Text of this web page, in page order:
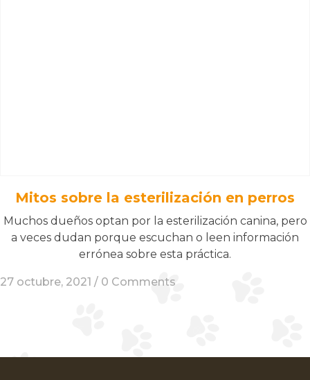
Mitos sobre la esterilización en perros
Muchos dueños optan por la esterilización canina, pero
a veces dudan porque escuchan o leen información
errónea sobre esta práctica.
27 octubre, 2021 / 0 Comments